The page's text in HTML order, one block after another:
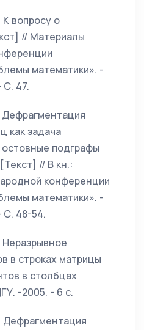
вопросу о
// Материалы
математики». -
С. 47.
как задача
остовные подграфы
// В кн.:
конференции
математики». -
С. 48-54.
в строках матрицы
в столбцах
-2005. - 6 c.